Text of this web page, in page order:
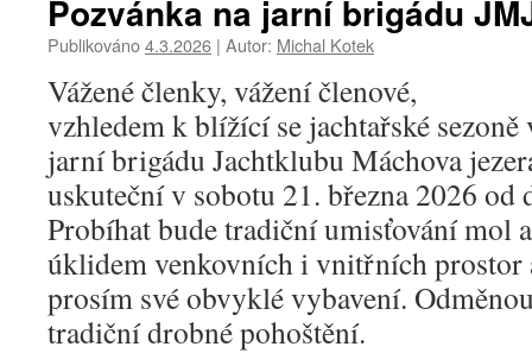
Pozvánka na jarní brigádu
Publikováno4.3.2026 | Autor: Michal Kotek
Vážené členky, vážení členové,
vzhledem k blížící se jachtařské sezoně
jarní brigádu Jachtklubu Máchova
uskuteční v sobotu 21. března 2026 od
Probíhat bude tradiční umisťování mol
úklidem venkovních i vnitřních prostor
prosím své obvyklé vybavení.
tradiční drobné pohoštění.